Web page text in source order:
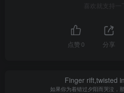
喜欢就支持一
点赞 0 分享
Finger rift,twisted
如果你为着错过夕阳而哭泣，